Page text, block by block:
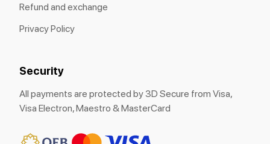
Refund and exchange
Privacy Policy
Security
All payments are protected by 3D Secure from Visa,
Visa Electron, Maestro & MasterCard